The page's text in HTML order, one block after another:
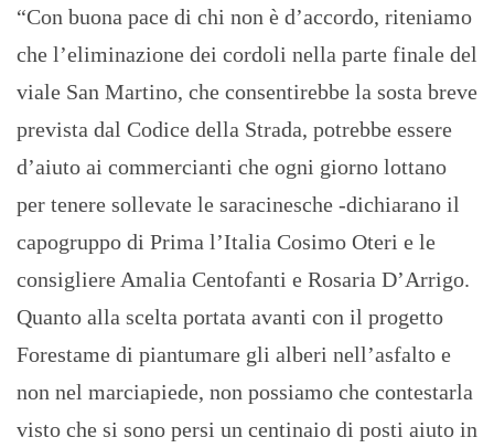
“Con buona pace di chi non è d’accordo, riteniamo
che l’eliminazione dei cordoli nella parte finale del
viale San Martino, che consentirebbe la sosta breve
prevista dal Codice della Strada, potrebbe essere
d’aiuto ai commercianti che ogni giorno lottano
per tenere sollevate le saracinesche -dichiarano il
capogruppo di Prima l’Italia Cosimo Oteri e le
consigliere Amalia Centofanti e Rosaria D’Arrigo.
Quanto alla scelta portata avanti con il progetto
Forestame di piantumare gli alberi nell’asfalto e
non nel marciapiede, non possiamo che contestarla
visto che si sono persi un centinaio di posti aiuto in